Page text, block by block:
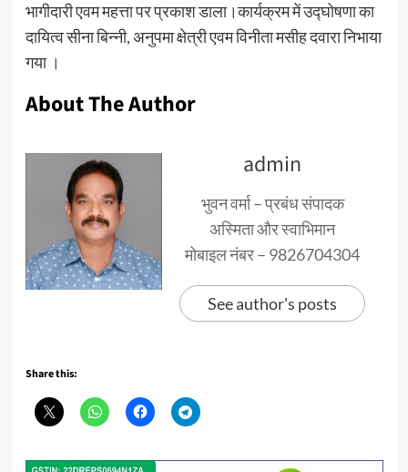
भागीदारी एवम महत्ता पर प्रकाश डाला।कार्यक्रम में उद्घोषणा का
दायित्व सीना बिन्नी, अनुपमा क्षेत्री एवम विनीता मसीह दवारा निभाया
गया ।
About The Author
admin
भुवन वर्मा – प्रबंध संपादक
अस्मिता और स्वाभिमान
मोबाइल नंबर – 9826704304
See author's posts
Share this: